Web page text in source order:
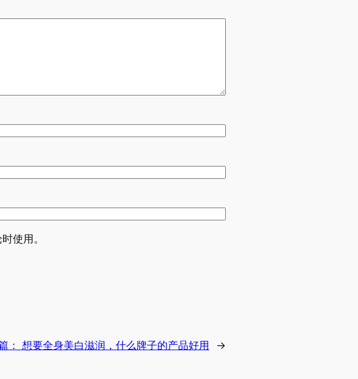
使用。
： 想要全身美白滋润，什么牌子的产品好用 →